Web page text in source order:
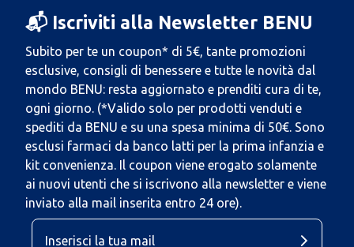
📬 Iscriviti alla Newsletter BENU
Subito per te un coupon* di 5€, tante promozioni
esclusive, consigli di benessere e tutte le novità dal
mondo BENU: resta aggiornato e prenditi cura di te,
ogni giorno. (*Valido solo per prodotti venduti e
spediti da BENU e su una spesa minima di 50€. Sono
esclusi farmaci da banco latti per la prima infanzia e
kit convenienza. Il coupon viene erogato solamente
ai nuovi utenti che si iscrivono alla newsletter e viene
inviato alla mail inserita entro 24 ore).